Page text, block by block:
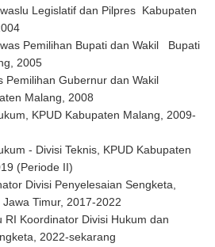
Legislatif dan Pilpres Kabupaten
Pemilihan Bupati dan Wakil Bupati
2005
Pemilihan Gubernur dan Wakil
Malang, 2008
KPUD Kabupaten Malang, 2009-
- Divisi Teknis, KPUD Kabupaten
(Periode II)
Divisi Penyelesaian Sengketa,
Timur, 2017-2022
RI Koordinator Divisi Hukum dan
2022-sekarang